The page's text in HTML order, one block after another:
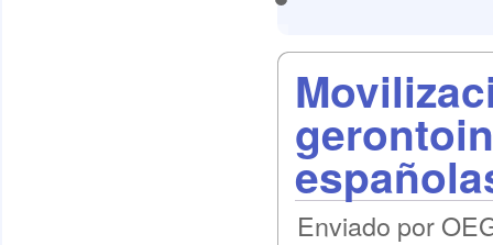
Enviado por